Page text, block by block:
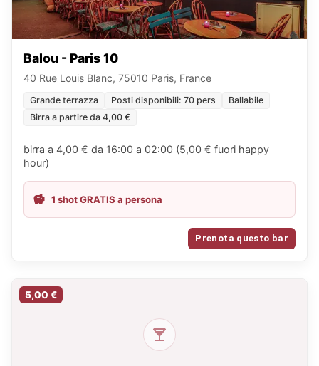
Balou - Paris 10
40 Rue Louis Blanc, 75010 Paris, France
Grande terrazza Posti disponibili: 70 pers
Ballabile
Birra a partire da 4,00 €
birra a 4,00 € da 16:00 a 02:00 (5,00 € fuori happy
hour)
1 shot GRATIS a persona
Prenota questo bar
5,00 €